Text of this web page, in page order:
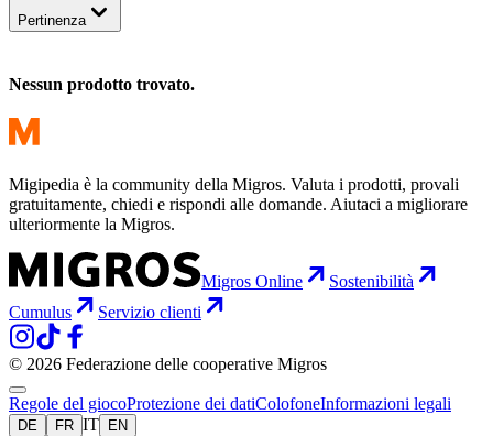
Pertinenza
Nessun prodotto trovato.
Migipedia è la community della Migros. Valuta i prodotti, provali
gratuitamente, chiedi e rispondi alle domande. Aiutaci a migliorare
ulteriormente la Migros.
Migros Online
Sostenibilità
Cumulus
Servizio clienti
© 2026 Federazione delle cooperative Migros
Regole del giocoProtezione dei datiColofoneInformazioni legali
DE FR IT EN